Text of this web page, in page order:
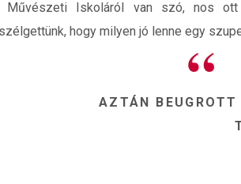
Művészeti Iskoláról van szó, nos ott
hogy milyen jó lenne egy
AZTÁN